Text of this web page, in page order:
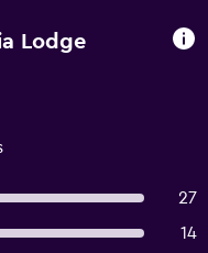
Lodge
27
14